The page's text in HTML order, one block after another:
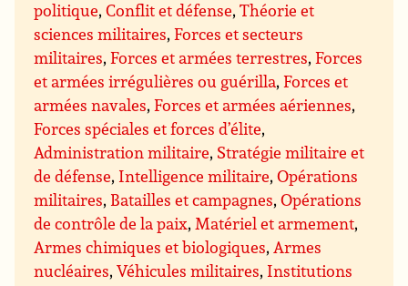
politique,Conflit et défense,Théorie et
sciences militaires,Forces et secteurs
militaires,Forces et armées terrestres,Forces
et armées irrégulières ou guérilla,Forces et
armées navales,Forces et armées aériennes,
Forces spéciales et forces d’élite,
Administration militaire, Stratégie militaire et
de défense, Intelligence militaire,Opérations
militaires, Batailles et campagnes,Opérations
de contrôle de la paix,Matériel et armement,
Armes chimiques et biologiques,Armes
nucléaires,Véhicules militaires, Institutions